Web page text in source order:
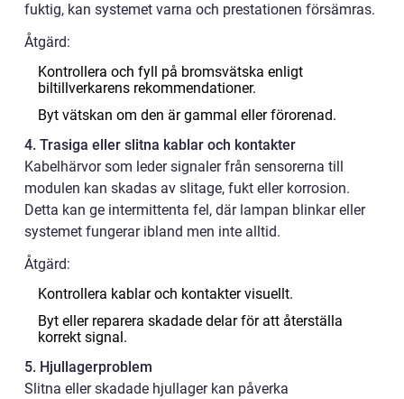
fuktig, kan systemet varna och prestationen försämras.
Åtgärd:
Kontrollera och fyll på bromsvätska enligt
biltillverkarens rekommendationer.
Byt vätskan om den är gammal eller förorenad.
4. Trasiga eller slitna kablar och kontakter
Kabelhärvor som leder signaler från sensorerna till
modulen kan skadas av slitage, fukt eller korrosion.
Detta kan ge intermittenta fel, där lampan blinkar eller
systemet fungerar ibland men inte alltid.
Åtgärd:
Kontrollera kablar och kontakter visuellt.
Byt eller reparera skadade delar för att återställa
korrekt signal.
5. Hjullagerproblem
Slitna eller skadade hjullager kan påverka